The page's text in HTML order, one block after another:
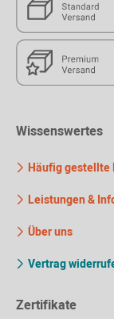
Wissenswertes
Häufig gestellte
Leistungen &
Über uns
Vertrag
Zertifikate